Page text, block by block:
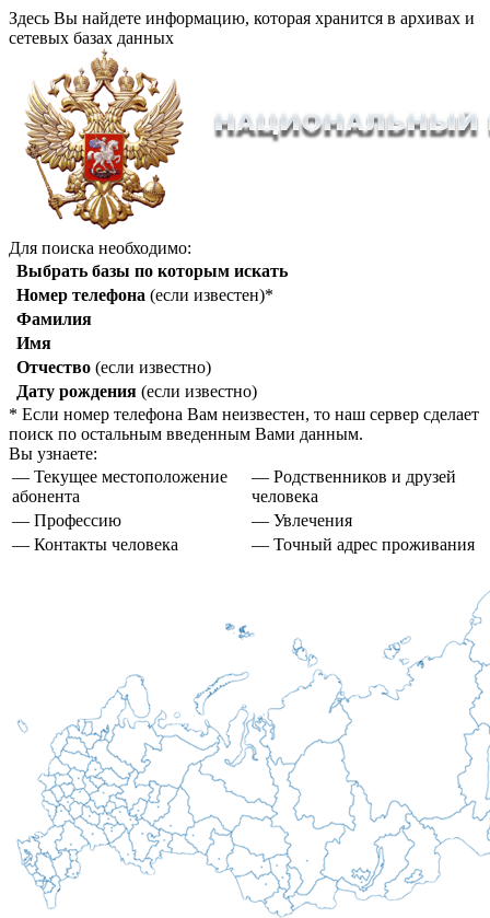
Здесь Вы найдете информацию, которая хранится в архивах и
сетевых базах данных
Для поиска необходимо:
Выбрать базы по которым искать
Номер телефона (если известен)*
Фамилия
Имя
Отчество (если известно)
Дату рождения (если известно)
* Если номер телефона Вам неизвестен, то наш сервер сделает
поиск по остальным введенным Вами данным.
Вы узнаете:
— Текущее местоположение
абонента
— Родственников и друзей
человека
— Профессию
— Увлечения
— Контакты человека
— Точный адрес проживания